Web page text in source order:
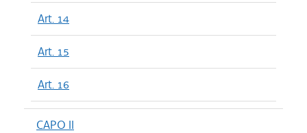
Art. 14
Art. 15
Art. 16
CAPO II